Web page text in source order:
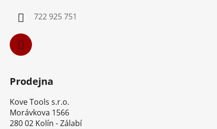
722 925 751
Prodejna
Kove Tools s.r.o.
Morávkova 1566
280 02 Kolín - Zálabí